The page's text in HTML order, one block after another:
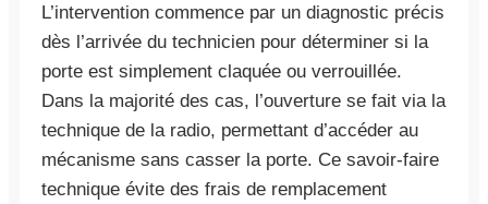
L’intervention commence par un diagnostic précis
dès l’arrivée du technicien pour déterminer si la
porte est simplement claquée ou verrouillée.
Dans la majorité des cas, l’ouverture se fait via la
technique de la radio, permettant d’accéder au
mécanisme sans casser la porte. Ce savoir-faire
technique évite des frais de remplacement